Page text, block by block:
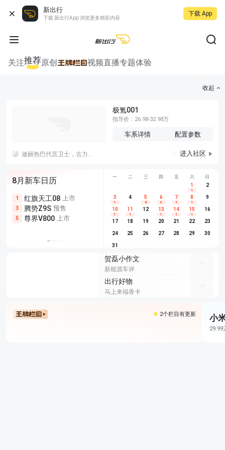
新出行
下载 新出行App 浏览更多精彩内容
下载 App
关注推荐原创 视频直播专题体验
收起
极氪001
指导价：26.98-32.98万
车系详情 配置参数
迪丽热巴代言卫士，古力娜扎代言猛士，你关注到了哪一个？一个都没有关注到呢 进入社区
8月新车日历
1 红旗天工08 上市
3 腾势Z9S 预售
5 尊界V800 上市
尊界V680 上市
享界G9 预售
别克至境L7 预售
埃安
长城H10
深蓝S05
一 二 三 四 五 六 日
1
1
2
3
1
4 5
6
6
3
7
1
8
1
9
10
1
11
1
12 13
1
14
1
15
1
16
17 18 19 20 21 22 23
24 25 26 27 28 29 30
31
贺磊小作文
新能源车评
出行好物
马上来福香卡
2个栏目有更新 小
29.99